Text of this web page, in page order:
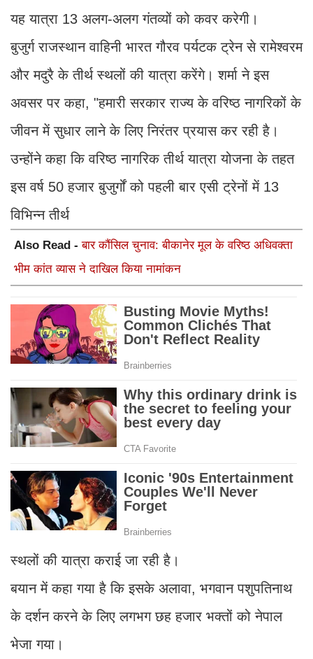
यह यात्रा 13 अलग-अलग गंतव्यों को कवर करेगी।
बुजुर्ग राजस्थान वाहिनी भारत गौरव पर्यटक ट्रेन से रामेश्वरम
और मदुरै के तीर्थ स्थलों की यात्रा करेंगे। शर्मा ने इस
अवसर पर कहा, "हमारी सरकार राज्य के वरिष्ठ नागरिकों के
जीवन में सुधार लाने के लिए निरंतर प्रयास कर रही है।
उन्होंने कहा कि वरिष्ठ नागरिक तीर्थ यात्रा योजना के तहत
इस वर्ष 50 हजार बुजुर्गों को पहली बार एसी ट्रेनों में 13
विभिन्न तीर्थ
Also Read -बार कौंसिल चुनाव: बीकानेर मूल के वरिष्ठ अधिवक्ता
भीम कांत व्यास ने दाखिल किया नामांकन
स्थलों की यात्रा कराई जा रही है।
बयान में कहा गया है कि इसके अलावा, भगवान पशुपतिनाथ
के दर्शन करने के लिए लगभग छह हजार भक्तों को नेपाल
भेजा गया।